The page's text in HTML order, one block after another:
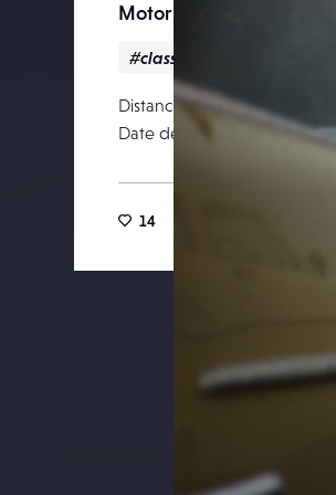
Motor emotions
#classiccar
Distance focale
Date de publication
14